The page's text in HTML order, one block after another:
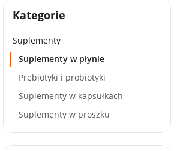
Kategorie
Suplementy
Suplementy w płynie
Prebiotyki i probiotyki
Suplementy w kapsułkach
Suplementy w proszku